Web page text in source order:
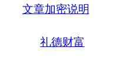
文章加密说明
礼德财富